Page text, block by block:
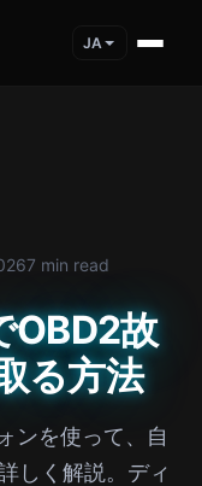
JA
7 min read
OBD2故
る方法
ンを使って、自
しく解説。ディ